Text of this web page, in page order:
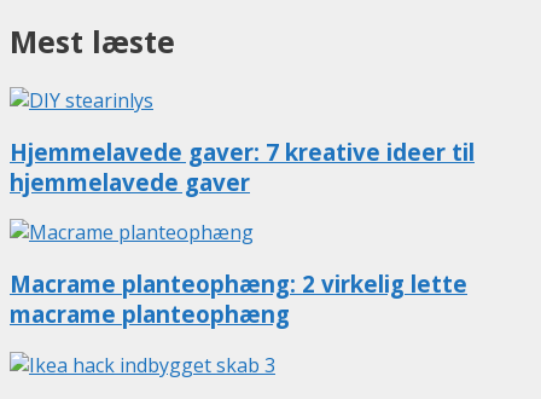
Mest læste
Hjemmelavede gaver: 7 kreative ideer til
hjemmelavede gaver
Macrame planteophæng: 2 virkelig lette
macrame planteophæng